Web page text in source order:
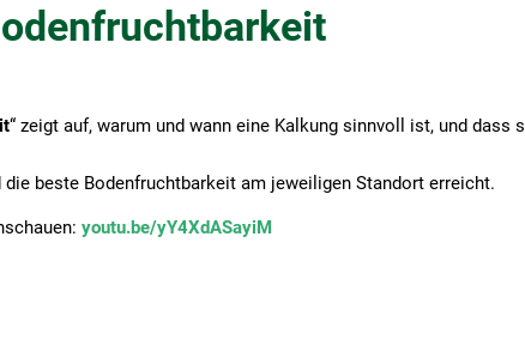
“ zeigt auf, warum und wann eine Kalkung sinnvoll ist, und dass
beste Bodenfruchtbarkeit am jeweiligen Standort erreicht.
youtu.be/yY4XdASayiM